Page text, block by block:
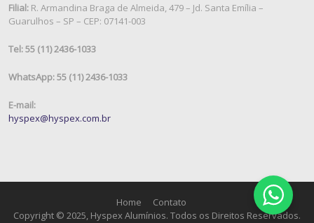
Filial: R. Armandina Braga de Almeida, 479 – Jd. Santa Emília –
Guarulhos – SP – CEP: 07141-003
Tel: 55 (11) 2436-1033
WhatsApp: 55 (11) 2436-1033
E-mail:
hyspex@hyspex.com.br
Home
Contato
Copyright © 2025, Hyspex Alumínios. Todos os Direitos Reservados.